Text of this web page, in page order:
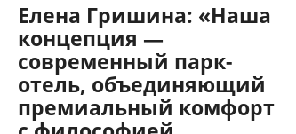
Елена Гришина: «Наша
концепция —
современный парк-
отель, объединяющий
премиальный комфорт